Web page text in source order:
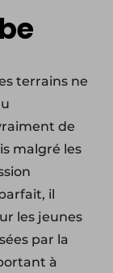
terrains ne
de
malgré les
il
les jeunes
par la
à